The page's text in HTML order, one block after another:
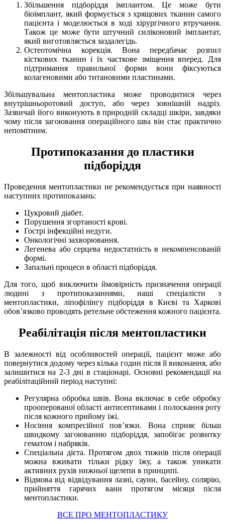
Збільшення підборіддя імплантом. Це може бути
біоімплант, який формується з хрящових тканин самого
пацієнта і моделюється в ході хірургічного втручання.
Також це може бути штучний силіконовий імплантат,
який виготовляється заздалегідь.
Остеотомічна корекція. Вона передбачає розпил
кісткових тканин і їх часткове зміщення вперед. Для
підтримання правильної форми вони фіксуються
колагеновими або титановими пластинами.
Збільшувальна ментопластика може проводитися через
внутрішньоротовий доступ, або через зовнішній надріз.
Зазвичай його виконують в природній складці шкіри, завдяки
чому після загоювання операційного шва він стає практично
непомітним.
Протипоказання до пластики
підборіддя
Проведення ментопластики не рекомендується при наявності
наступних протипоказань:
Цукровий діабет.
Порушення згортаності крові.
Гострі інфекційні недуги.
Онкологічні захворювання.
Легенева або серцева недостатність в некомпенсованій
формі.
Запальні процеси в області підборіддя.
Для того, щоб виключити ймовірність призначення операції
людині з протипоказаннями, наші спеціалісти з
ментопластики, ліпофілінгу підборіддя в Києві та Харкові
обов’язково проводять ретельне обстеження кожного пацієнта.
Реабілітація після ментопластики
В залежності від особливостей операції, пацієнт може або
повернутися додому через кілька годин після її виконання, або
залишитися на 2-3 дні в стаціонарі. Основні рекомендації на
реабілітаційний період наступні:
Регулярна обробка швів. Вона включає в себе обробку
прооперованої області антисептиками і полоскання роту
після кожного прийому їжі.
Носіння компресійної пов’язки. Вона сприяє більш
швидкому загоюванню підборіддя, запобігає розвитку
гематом і набряків.
Спеціальна дієта. Протягом двох тижнів після операції
можна вживати тільки рідку їжу, а також уникати
активних рухів нижньої щелепи в принципі.
Відмова від відвідування лазні, сауни, басейну, солярію,
прийняття гарячих ванн протягом місяця після
ментопластики.
ВСЕ ПРО МЕНТОПЛАСТИКУ